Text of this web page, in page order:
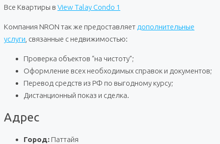
Все Квартиры в View Talay Condo 1
Компания NRON так же предоставляет дополнительные
услуги , связанные с недвижимостью:
Проверка объектов “на чистоту”;
Оформление всех необходимых справок и документов;
Перевод средств из РФ по выгодному курсу;
Дистанционный показ и сделка.
Адрес
Город: Паттайя